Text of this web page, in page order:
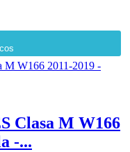
Clasa M W166
-...